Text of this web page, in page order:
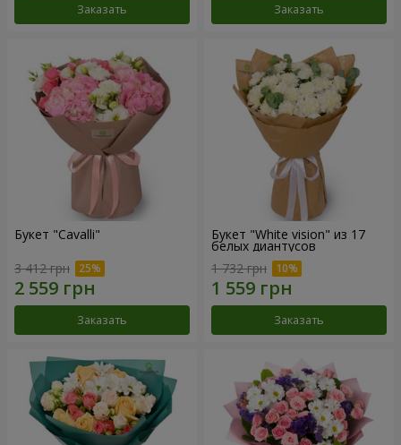
Заказать Заказать
Букет "Cаvalli"
3 412 грн
Заказать
Букет "White vision" из 17
белых диантусов
1 732 грн
Заказать